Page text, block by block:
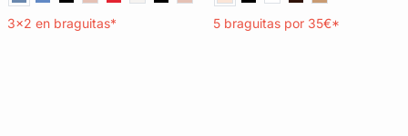
3x2 en braguitas* 5 braguitas por 35€*